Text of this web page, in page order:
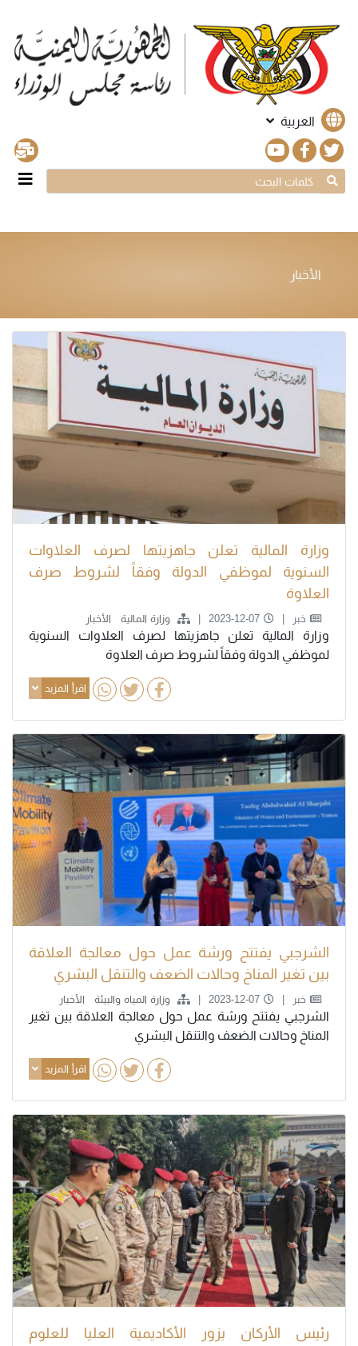
العربية
الأخبار
وزارة المالية تعلن جاهزيتها لصرف العلاوات
السنوية لموظفي الدولة وفقاً لشروط صرف
العلاوة
خبر 2023-12-07 وزارة المالية الأخبار
وزارة المالية تعلن جاهزيتها لصرف العلاوات السنوية
لموظفي الدولة وفقاً لشروط صرف العلاوة
اقرأ المزيد
الشرجبي يفتتح ورشة عمل حول معالجة العلاقة
بين تغير المناخ وحالات الضعف والتنقل البشري
خبر 2023-12-07 وزارة المياه والبيئة الأخبار
الشرجبي يفتتح ورشة عمل حول معالجة العلاقة بين تغير
المناخ وحالات الضعف والتنقل البشري
اقرأ المزيد
رئيس الأركان يزور الأكاديمية العليا للعلوم